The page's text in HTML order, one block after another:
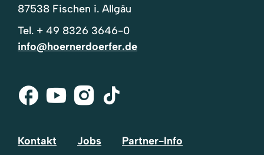
87538 Fischen i. Allgäu
Tel. + 49 8326 3646-0
info@hoernerdoerfer.de
Facebook
Youtube
Instagram
Tik-
Kontakt Jobs
Partner-Info